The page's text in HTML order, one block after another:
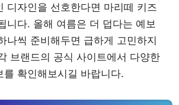
디자인을 선호한다면 마리떼 키즈
니다. 올해 여름은 더 덥다는 예보
나씩 준비해두면 급하게 고민하지
브랜드의 공식 사이트에서 다양한
를 확인해보시길 바랍니다.